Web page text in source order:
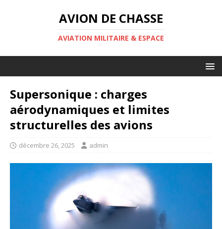
AVION DE CHASSE
AVIATION MILITAIRE & ESPACE
Supersonique : charges
aérodynamiques et limites
structurelles des avions
décembre 26, 2025 admin